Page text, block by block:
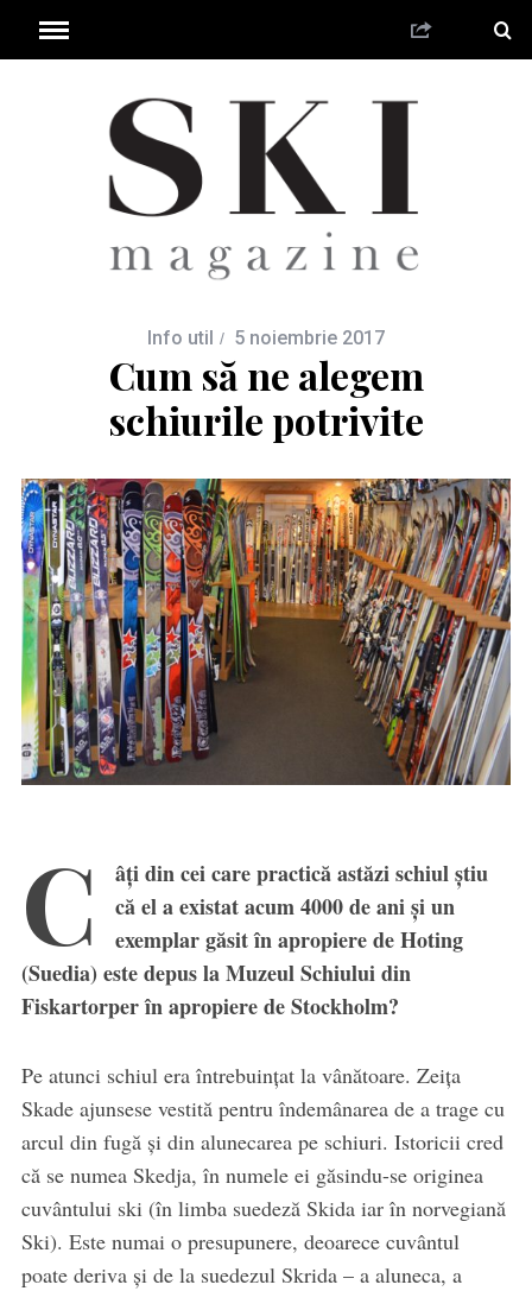
Info util 5 noiembrie 2017
Cum să ne alegem
schiurile potrivite
C
âți din cei care practică astăzi schiul știu
că el a existat acum 4000 de ani și un
exemplar găsit în apropiere de Hoting
(Suedia) este depus la Muzeul Schiului din
Fiskartorper în apropiere de Stockholm?
Pe atunci schiul era întrebuințat la vânătoare. Zeița
Skade ajunsese vestită pentru îndemânarea de a trage cu
arcul din fugă și din alunecarea pe schiuri. Istoricii cred
că se numea Skedja, în numele ei găsindu-se originea
cuvântului ski (în limba suedeză Skida iar în norvegiană
Ski). Este numai o presupunere, deoarece cuvântul
poate deriva și de la suedezul Skrida – a aluneca, a